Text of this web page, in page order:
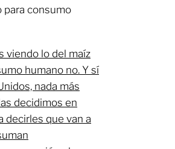
para consumo
viendo lo del maíz
humano no. Y sí
nada más
decidimos en
decirles que van a